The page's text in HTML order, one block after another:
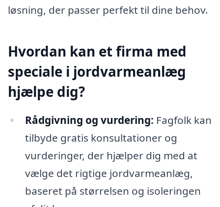
løsning, der passer perfekt til dine behov.
Hvordan kan et firma med
speciale i jordvarmeanlæg
hjælpe dig?
Rådgivning og vurdering: Fagfolk kan
tilbyde gratis konsultationer og
vurderinger, der hjælper dig med at
vælge det rigtige jordvarmeanlæg,
baseret på størrelsen og isoleringen